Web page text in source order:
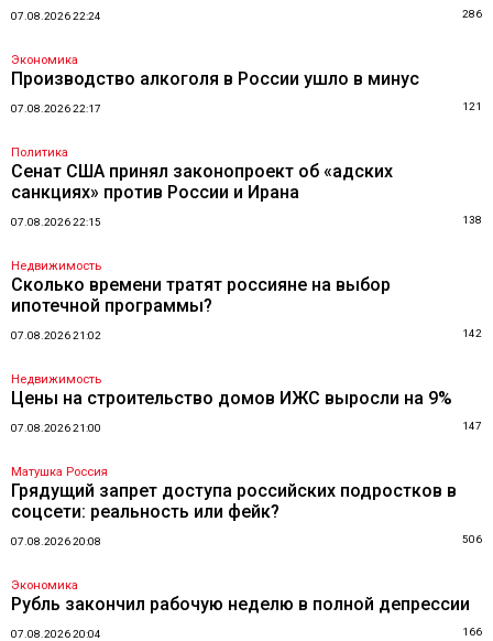
07.08.2026 22:24 286
Экономика
Производство алкоголя в России ушло в минус
07.08.2026 22:17 121
Политика
Сенат США принял законопроект об «адских
санкциях» против России и Ирана
07.08.2026 22:15 138
Недвижимость
Сколько времени тратят россияне на выбор
ипотечной программы?
07.08.2026 21:02 142
Недвижимость
Цены на строительство домов ИЖС выросли на 9%
07.08.2026 21:00 147
Матушка Россия
Грядущий запрет доступа российских подростков в
соцсети: реальность или фейк?
07.08.2026 20:08 506
Экономика
Рубль закончил рабочую неделю в полной депрессии
07.08.2026 20:04 166